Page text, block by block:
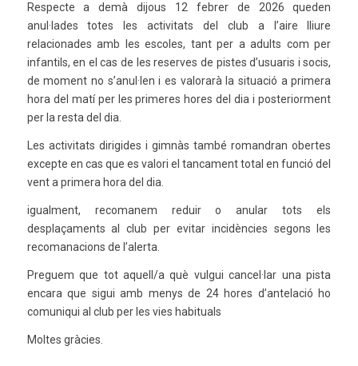
Respecte a demà dijous 12 febrer de 2026 queden
anul·lades totes les activitats del club a l’aire lliure
relacionades amb les escoles, tant per a adults com per
infantils, en el cas de les reserves de pistes d’usuaris i socis,
de moment no s’anul·len i es valorarà la situació a primera
hora del matí per les primeres hores del dia i posteriorment
per la resta del dia.
Les activitats dirigides i gimnàs també romandran obertes
excepte en cas que es valori el tancament total en funció del
vent a primera hora del dia.
igualment, recomanem reduir o anular tots els
desplaçaments al club per evitar incidències segons les
recomanacions de l’alerta.
Preguem que tot aquell/a què vulgui cancel·lar una pista
encara que sigui amb menys de 24 hores d’antelació ho
comuniqui al club per les vies habituals
Moltes gràcies.